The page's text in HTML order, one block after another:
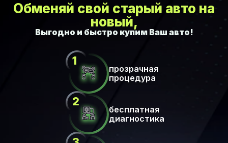
Обменяй свой старый авто на
новый,
прозрачная
процедура
бесплатная
диагностика